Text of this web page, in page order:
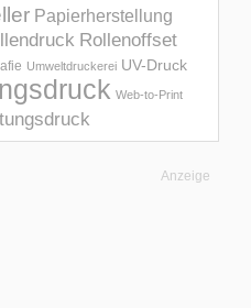
Papierherstellung
Rollenoffset
Umweltdruckerei UV-Druck
Web-to-Print
Anzeige